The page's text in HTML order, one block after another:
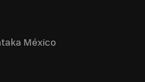
México